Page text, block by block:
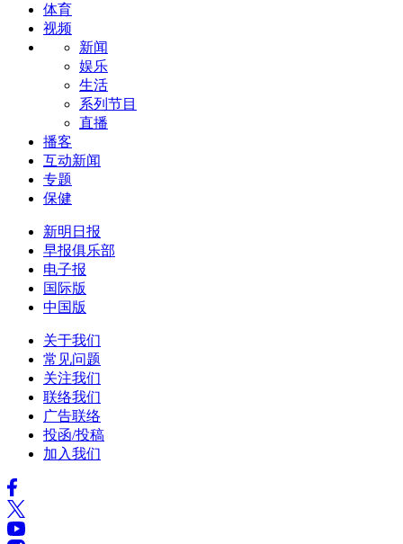
体育
视频
新闻
娱乐
生活
系列节目
直播
播客
互动新闻
专题
保健
新明日报
早报俱乐部
电子报
国际版
中国版
关于我们
常见问题
关注我们
联络我们
广告联络
投函/投稿
加入我们